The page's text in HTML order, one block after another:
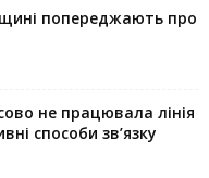
попереджають про
не працювала лінія
способи зв’язку